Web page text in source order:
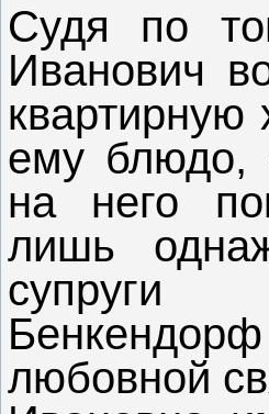
Судя по
Иванович
квартирную
ему блюдо,
на него
лишь
супруги
Бенкендорф
любовной